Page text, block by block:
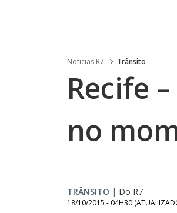
Noticias R7 Trânsito
Recife
no
TRÂNSITO | Do R7
18/10/2015 - 04H30